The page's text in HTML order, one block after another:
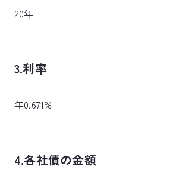
20年
3.利率
年0.671%
4.各社債の金額